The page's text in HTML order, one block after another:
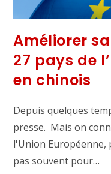
Améliorer
27 pays de
en chinois
Depuis quelques
presse. Mais on
l'Union Européenne,
pas souvent pour…